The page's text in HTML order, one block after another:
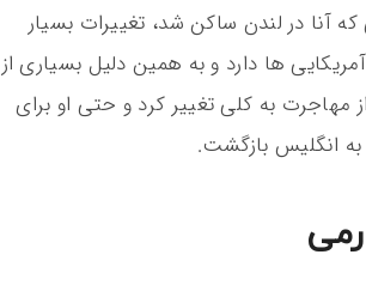
آنا در لندن ساکن شد، تغییرات بسیار
ها دارد و به همین دلیل بسیاری از
مهاجرت به کلی تغییر کرد و حتی او برای
انگلیس بازگشت.